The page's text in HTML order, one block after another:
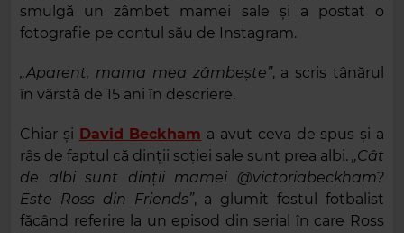
smulgă un zâmbet mamei sale și a postat o
fotografie pe contul său de Instagram.
„Aparent, mama mea zâmbește”, a scris tânărul
în vârstă de 15 ani în descriere.
Chiar și David Beckham a avut ceva de spus și a
râs de faptul că dinții soției sale sunt prea albi. „Cât
de albi sunt dinții mamei @victoriabeckham?
Este Ross din Friends”, a glumit fostul fotbalist
făcând referire la un episod din serial în care Ross